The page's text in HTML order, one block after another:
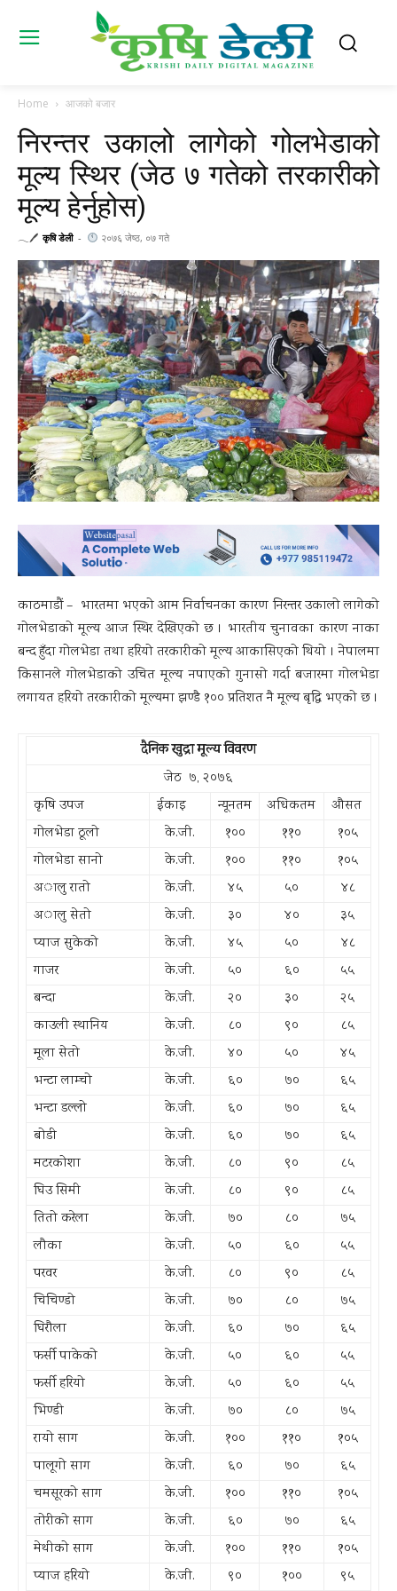
Home आजको बजार
निरन्तर उकालो लागेको गोलभेडाको
मूल्य स्थिर (जेठ ७ गतेको तरकारीको
मूल्य हेर्नुहोस)
𓂃🖊 कृषि डेली - २०७६ जेष्ठ, ०७ गते
काठमाडौं – भारतमा भएको आम निर्वाचनका कारण निरन्तर उकालो लागेको
गोलभेडाको मूल्य आज स्थिर देखिएको छ । भारतीय चुनावका कारण नाका
बन्द हुँदा गोलभेडा तथा हरियो तरकारीको मूल्य आकासिएको थियो । नेपालमा
किसानले गोलभेडाको उचित मूल्य नपाएको गुनासो गर्दा बजारमा गोलभेडा
लगायत हरियो तरकारीको मूल्यमा झण्डै १०० प्रतिशत नै मूल्य बृद्धि भएको छ ।
दैनिक खुद्रा मूल्य विवरण
जेठ ७, २०७६
कृषि उपज
ईकाइ न्यूनतम अधिकतम
औसत
गोलभेडा ठूलो
के.जी. १०० ११०
१०५
गोलभेडा सानो
के.जी. १०० ११०
१०५
अालु रातो
के.जी. ४५ ५०
४८
अालु सेतो
के.जी. ३० ४०
३५
प्याज सुकेको
के.जी. ४५ ५०
४८
गाजर
के.जी. ५० ६०
५५
बन्दा
के.जी. २० ३०
२५
काउली स्थानिय
के.जी. ८० ९०
८५
मूला सेतो
के.जी. ४० ५०
४५
भन्टा लाम्चो
के.जी. ६० ७०
६५
भन्टा डल्लो
के.जी. ६० ७०
६५
बोडी
के.जी. ६० ७०
६५
मटरकोशा
के.जी. ८० ९०
८५
घिउ सिमी
के.जी. ८० ९०
८५
तितो करेला
के.जी. ७० ८०
७५
लौका
के.जी. ५० ६०
५५
परवर
के.जी. ८० ९०
८५
चिचिण्डो
के.जी. ७० ८०
७५
घिरौला
के.जी. ६० ७०
६५
फर्सी पाकेको
के.जी. ५० ६०
५५
फर्सी हरियो
के.जी. ५० ६०
५५
भिण्डी
के.जी. ७० ८०
७५
रायो साग
के.जी. १०० ११०
१०५
पालूगो साग
के.जी. ६० ७०
६५
चमसूरको साग
के.जी. १०० ११०
१०५
तोरीको साग
के.जी. ६० ७०
६५
मेथीको साग
के.जी. १०० ११०
१०५
प्याज हरियो
के.जी. ९० १०० ९५